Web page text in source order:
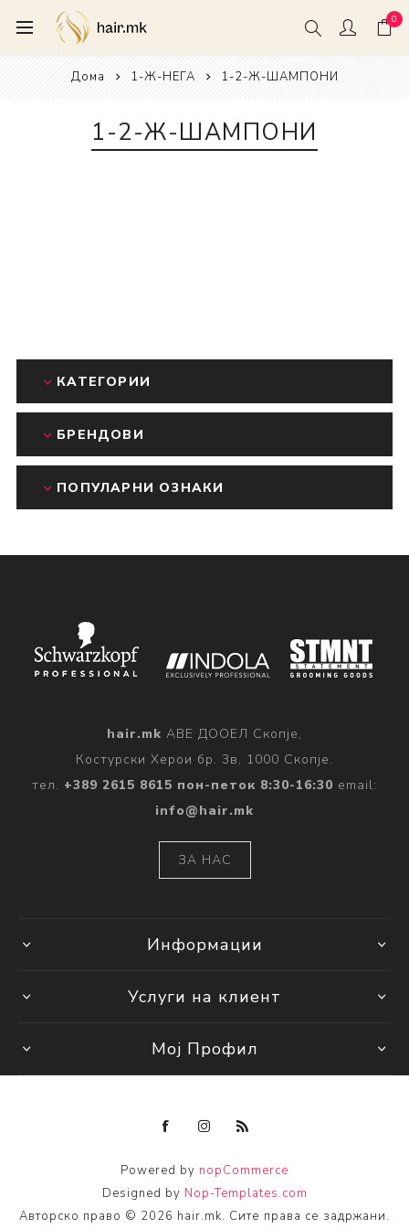
0
Дома 1-Ж-НЕГА 1-2-Ж-ШАМПОНИ
1-2-Ж-ШАМПОНИ
КАТЕГОРИИ
БРЕНДОВИ
ПОПУЛАРНИ ОЗНАКИ
hair.mk АВЕ ДООЕЛ Скопје,
Костурски Херои бр. 3в, 1000 Скопје.
тел. +389 2615 8615 пон-петок 8:30-16:30 email:
info@hair.mk
ЗА НАС
Информации
Услуги на клиент
Мој Профил
Powered by nopCommerce
Designed by Nop-Templates.com
Авторско право © 2026 hair.mk. Сите права се задржани.